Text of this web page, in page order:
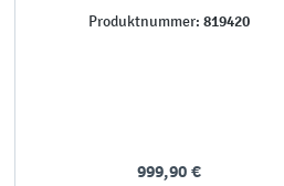
Produktnummer: 819420
999,90 €